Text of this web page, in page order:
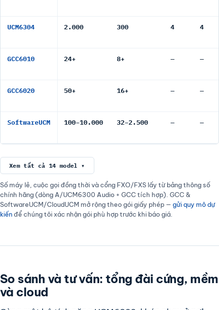
UCM6304 2.000 300 4 4
GCC6010 24+ 8+ — —
GCC6020 50+ 16+ — —
SoftwareUCM 100–10.000 32–2.500 — —
Xem tất cả 14 model ▾
Số máy lẻ, cuộc gọi đồng thời và cổng FXO/FXS lấy từ bảng thông số
chính hãng (dòng A/UCM6300 Audio + GCC tích hợp). GCC &
SoftwareUCM/CloudUCM mở rộng theo gói giấy phép — gửi quy mô dự
kiếnđể chúng tôi xác nhận gói phù hợp trước khi báo giá.
So sánh và tư vấn: tổng đài cứng, mềm
và cloud